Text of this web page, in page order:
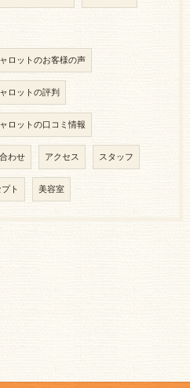
ロットのお客様の声
ロットの評判
ロットの口コミ情報
わせ アクセス スタッフ
ト 美容室